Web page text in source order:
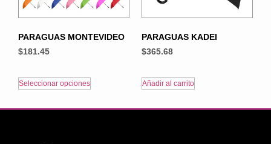
PARAGUAS MONTEVIDEO
$181.45
Seleccionar opciones
PARAGUAS KADEI
$365.68
Añadir al carrito